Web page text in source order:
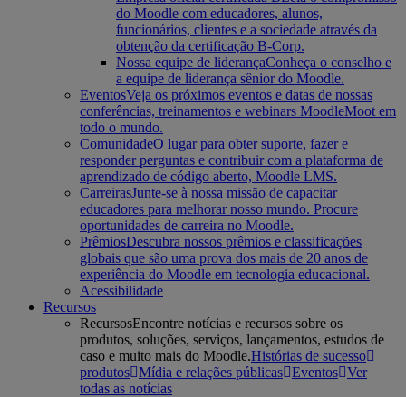
do Moodle com educadores, alunos,
funcionários, clientes e a sociedade através da
obtenção da certificação B-Corp.
Nossa equipe de liderançaConheça o conselho e
a equipe de liderança sênior do Moodle.
EventosVeja os próximos eventos e datas de nossas
conferências, treinamentos e webinars MoodleMoot em
todo o mundo.
ComunidadeO lugar para obter suporte, fazer e
responder perguntas e contribuir com a plataforma de
aprendizado de código aberto, Moodle LMS.
CarreirasJunte-se à nossa missão de capacitar
educadores para melhorar nosso mundo. Procure
oportunidades de carreira no Moodle.
PrêmiosDescubra nossos prêmios e classificações
globais que são uma prova dos mais de 20 anos de
experiência do Moodle em tecnologia educacional.
Acessibilidade
Recursos
RecursosEncontre notícias e recursos sobre os
produtos, soluções, serviços, lançamentos, estudos de
caso e muito mais do Moodle.Histórias de sucesso
produtos Mídia e relações públicas Eventos Ver
todas as notícias